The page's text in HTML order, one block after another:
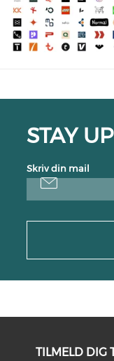
STAY
Skriv din mail
TILMELD DIG